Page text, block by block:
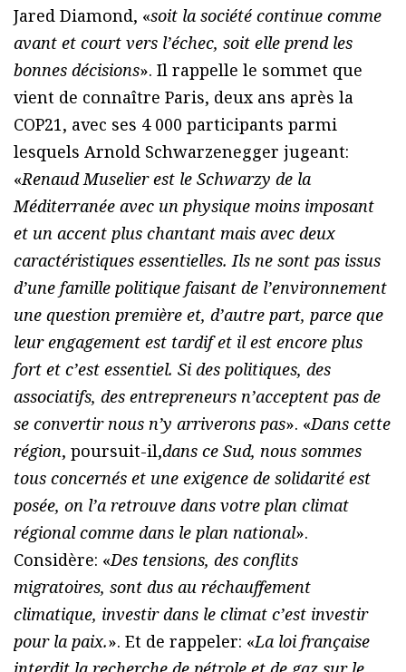
Jared Diamond, «soit la société continue comme
avant et court vers l’échec, soit elle prend les
bonnes décisions». Il rappelle le sommet que
vient de connaître Paris, deux ans après la
COP21, avec ses 4 000 participants parmi
lesquels Arnold Schwarzenegger jugeant:
«Renaud Muselier est le Schwarzy de la
Méditerranée avec un physique moins imposant
et un accent plus chantant mais avec deux
caractéristiques essentielles. Ils ne sont pas issus
d’une famille politique faisant de l’environnement
une question première et, d’autre part, parce que
leur engagement est tardif et il est encore plus
fort et c’est essentiel. Si des politiques, des
associatifs, des entrepreneurs n’acceptent pas de
se convertir nous n’y arriverons pas». «Dans cette
région, poursuit-il,dans ce Sud, nous sommes
tous concernés et une exigence de solidarité est
posée, on l’a retrouve dans votre plan climat
régional comme dans le plan national».
Considère: «Des tensions, des conflits
migratoires, sont dus au réchauffement
climatique, investir dans le climat c’est investir
pour la paix.». Et de rappeler: «La loi française